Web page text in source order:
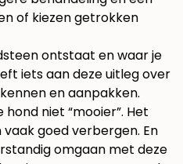
of kiezen getrokken
ontstaat en waar je
iets aan deze uitleg over
en aanpakken.
niet “mooier”. Het
goed verbergen. En
omgaan met deze